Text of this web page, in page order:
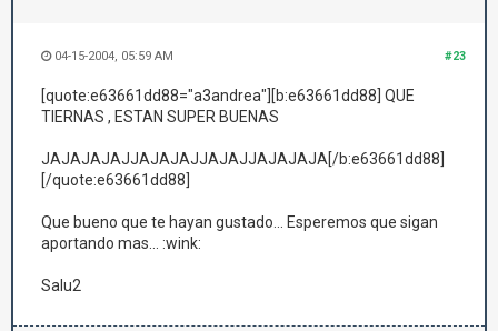
#23
04-15-2004, 05:59 AM
[quote:e63661dd88="a3andrea"][b:e63661dd88] QUE
TIERNAS , ESTAN SUPER BUENAS
JAJAJAJAJJAJAJAJJAJAJJAJAJAJA[/b:e63661dd88]
[/quote:e63661dd88]
Que bueno que te hayan gustado... Esperemos que sigan
aportando mas... :wink:
Salu2